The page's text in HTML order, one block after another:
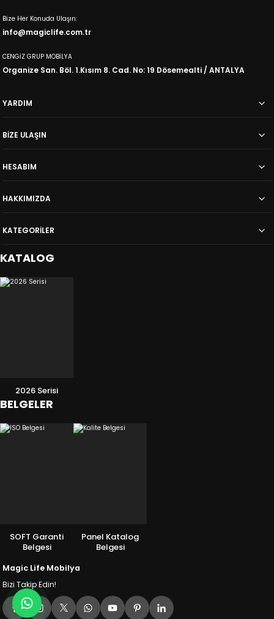
Bize Her Konuda Ulaşın:
info@magiclife.com.tr
CENGİZ GRUP MOBİLYA
Organize San. Böl. 1.Kısım 8. Cad. No: 19 Dösemealti / ANTALYA
YARDIM
BİZE ULAŞIN
HESABIM
HAKKIMIZDA
KATEGORİLER
KATALOG
2026 Serisi
BELGELER
SOFT Garanti
Belgesi
Panel Katalog
Belgesi
Magic Life Mobilya
Bizi Takip Edin!